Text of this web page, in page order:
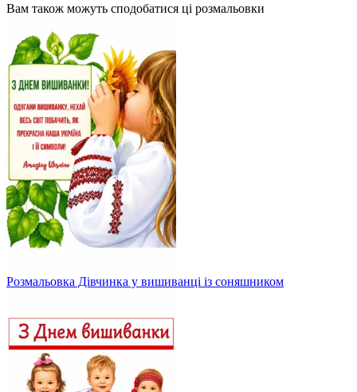
Вам також можуть сподобатися ці розмальовки
Розмальовка Дівчинка у вишиванці із соняшником